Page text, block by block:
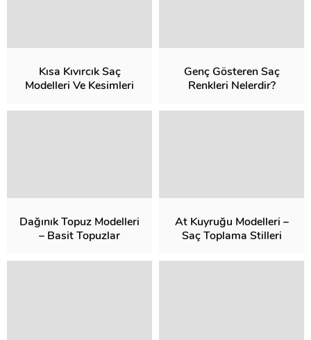
Kısa Kıvırcık Saç
Modelleri Ve Kesimleri
Genç Gösteren Saç
Renkleri Nelerdir?
Dağınık Topuz Modelleri
– Basit Topuzlar
At Kuyruğu Modelleri –
Saç Toplama Stilleri